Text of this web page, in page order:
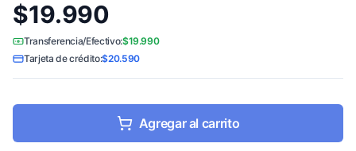
$19.990
Transferencia/Efectivo:$19.990
Tarjeta de crédito:$20.590
Agregar al carrito